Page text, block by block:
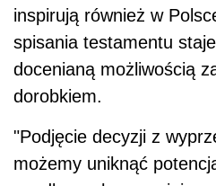
inspirują również w
spisania testamentu
docenianą możliwością
dorobkiem.
"Podjęcie decyzji z
możemy uniknąć